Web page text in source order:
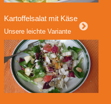
Kartoffelsalat mit Käse
Unsere leichte Variante